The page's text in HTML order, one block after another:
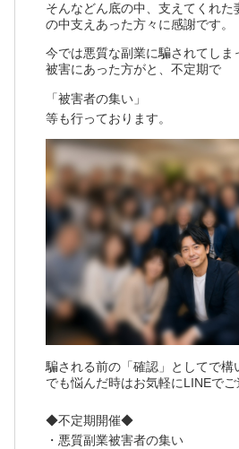
そんなどん底の中、支えてくれた
の中支えあった方々に感謝です。
今では悪質な副業に騙されてしま
被害にあった方がと、不定期で
「被害者の集い」
等も行っております。
騙される前の「確認」としてで構
でも悩んだ時はお気軽にLINEでご
◆不定期開催◆
・悪質副業被害者の集い